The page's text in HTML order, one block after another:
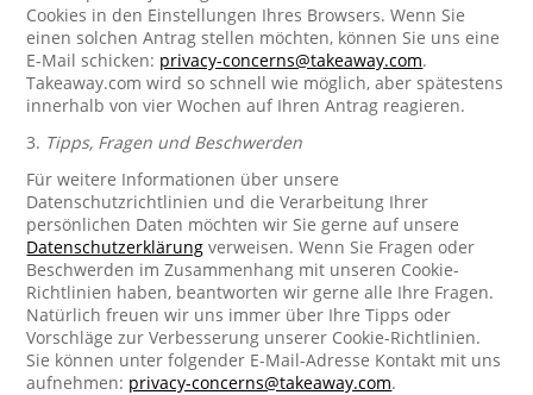
Cookies in den Einstellungen Ihres Browsers. Wenn Sie
einen solchen Antrag stellen möchten, können Sie uns eine
E-Mail schicken: privacy-concerns@takeaway.com.
Takeaway.com wird so schnell wie möglich, aber spätestens
innerhalb von vier Wochen auf Ihren Antrag reagieren.
3. Tipps, Fragen und Beschwerden
Für weitere Informationen über unsere
Datenschutzrichtlinien und die Verarbeitung Ihrer
persönlichen Daten möchten wir Sie gerne auf unsere
Datenschutzerklärung verweisen. Wenn Sie Fragen oder
Beschwerden im Zusammenhang mit unseren Cookie-
Richtlinien haben, beantworten wir gerne alle Ihre Fragen.
Natürlich freuen wir uns immer über Ihre Tipps oder
Vorschläge zur Verbesserung unserer Cookie-Richtlinien.
Sie können unter folgender E-Mail-Adresse Kontakt mit uns
aufnehmen: privacy-concerns@takeaway.com.